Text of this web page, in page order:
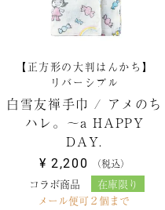
【正方形の大判はんかち】
リバーシブル
白雪友禅手巾 / アメのち
ハレ。～a HAPPY
DAY.
¥ 2,200 税込
コラボ商品
在庫限り
メール便可２個まで